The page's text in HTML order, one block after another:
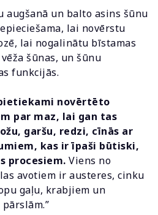
augšanā un balto asins šūnu
lai novērstu
lai nogalinātu bīstamas
šūnas, un šūnu
funkcijās.
novērtēto
par maz, lai gan tas
garšu, redzi, cīnās ar
kas ir īpaši būtiski,
procesiem. Viens no
avotiem ir austeres, cinku
gaļu, krabjiem un